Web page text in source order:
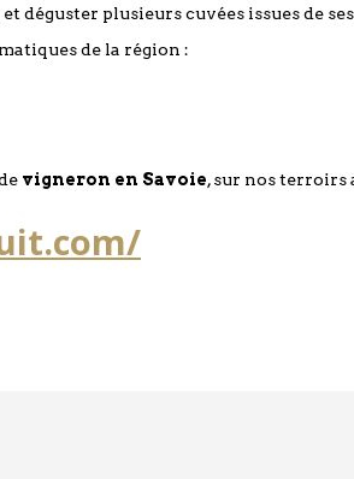
plusieurs cuvées issues de
de la région :
vigneron en Savoie, sur nos terroirs